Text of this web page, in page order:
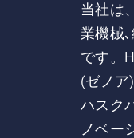
当社は
業機械
です。
(ゼノア
ハスク
ノベー